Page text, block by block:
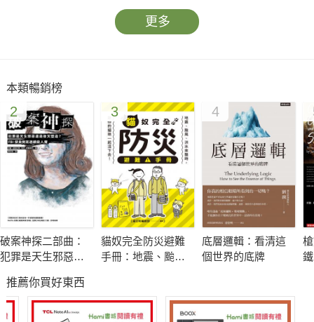
顆信念的種子，等到破土而出時，它將長成你深信不疑的「真
實」。與此同時，「暗示」也具有生理學的基礎。本書作者阿米
究與實驗，描繪出魔術與科學的共通之處，說明暗示如何深入大
腦、操縱行為，甚至影響身體機能，為醫學帶來新的可能性。
你容易被暗示影響嗎？——可暗示性
一個人遵從暗示影響行為的程度高低，稱作「可暗示性」。每個
人皆帶有可暗示性，只是程度因人而異。1965年諾貝爾物理學獎
得主理查．菲利普斯．費曼曾記錄他在公開論壇接受了一連串繞
會場一圈的暗示後，決定反抗最後的指令。當他逕直走回座位
時，卻開始感到身體不適，最終繞了會場一圈。可見只要在正確
而內化想法並影響行為。
更多
本類暢銷榜
2
破案神探二部曲：
犯罪是天生邪惡還
員側寫連續殺人魔
3
貓奴完全防災避難
手冊：地震、颱
下去！
4
底層邏輯：看清這
個世界的底牌
推薦你買好東西